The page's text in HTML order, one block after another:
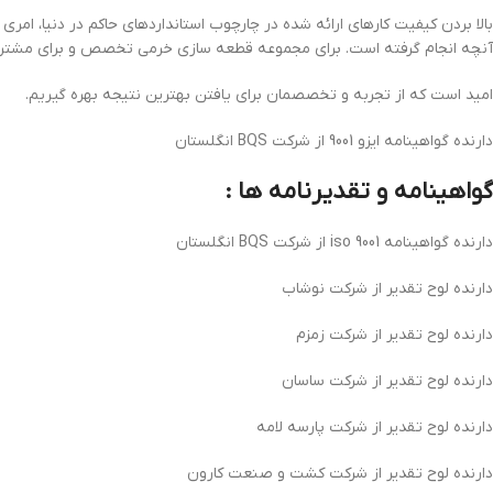
بالا بردن کیفیت کارهای ارائه شده در چارچوب استانداردهای حاکم در
آنچه انجام گرفته است. برای مجموعه قطعه سازی خرمی تخصص و برای
امید است که از تجربه و تخصصمان برای یافتن بهترین نتیجه بهره گیریم.
دارنده گواهینامه ایزو 9001 از شرکت BQS انگلستان
گواهینامه و تقدیرنامه ها :
دارنده گواهینامه 9001 iso از شرکت BQS انگلستان
دارنده لوح تقدیر از شرکت نوشاب
دارنده لوح تقدیر از شرکت زمزم
دارنده لوح تقدیر از شرکت ساسان
دارنده لوح تقدیر از شرکت پارسه لامه
دارنده لوح تقدیر از شرکت کشت و صنعت کارون